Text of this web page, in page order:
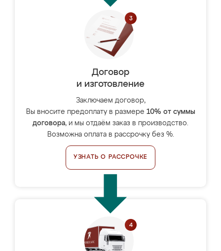
Договор
и изготовление
Заключаем договор,
Вы вносите предоплату в размере 10% от суммы
договора, и мы отдаём заказ в производство.
Возможна оплата в рассрочку без %.
УЗНАТЬ О РАССРОЧКЕ